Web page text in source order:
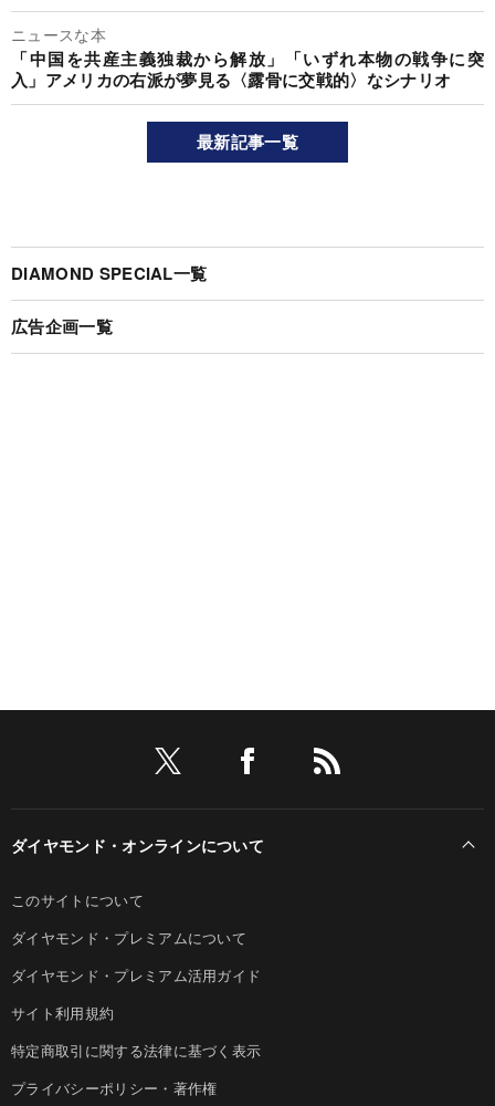
ニュースな本
「中国を共産主義独裁から解放」「いずれ本物の戦争に突
入」アメリカの右派が夢見る〈露骨に交戦的〉なシナリオ
最新記事一覧
DIAMOND SPECIAL一覧
広告企画一覧
ダイヤモンド・オンラインについて
このサイトについて
ダイヤモンド・プレミアムについて
ダイヤモンド・プレミアム活用ガイド
サイト利用規約
特定商取引に関する法律に基づく表示
プライバシーポリシー・著作権